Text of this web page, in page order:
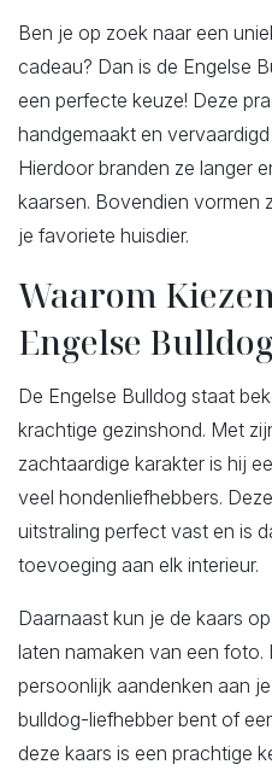
Ben je op zoek naar een
cadeau? Dan is de Engelse
een perfecte keuze! Deze
handgemaakt en
Hierdoor branden ze langer
kaarsen. Bovendien vormen
je favoriete huisdier.
Waarom
Engelse
De Engelse Bulldog staat
krachtige gezinshond. Met
zachtaardige karakter is hij
veel hondenliefhebbers.
uitstraling perfect vast en is
toevoeging aan elk interieur.
Daarnaast kun je de kaars
laten namaken van een
persoonlijk aandenken aan
bulldog-liefhebber bent of
deze kaars is een prachtige